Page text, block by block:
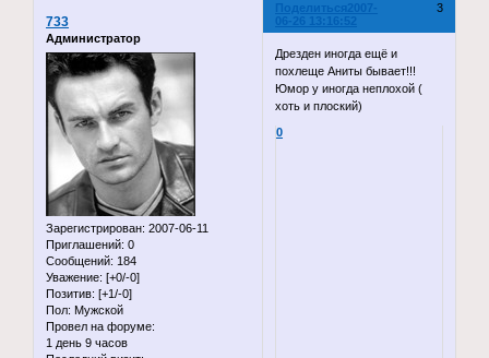
Поделиться 3
2007-
06-26 13:16:52
733
Администратор
Зарегистрирован: 2007-06-11
Приглашений: 0
Сообщений: 184
Уважение: [+0/-0]
Позитив: [+1/-0]
Пол: Мужской
Провел на форуме:
1 день 9 часов
Дрезден иногда ещё и
похлеще Аниты бывает!!!
Юмор у иногда неплохой (
хоть и плоский)
0